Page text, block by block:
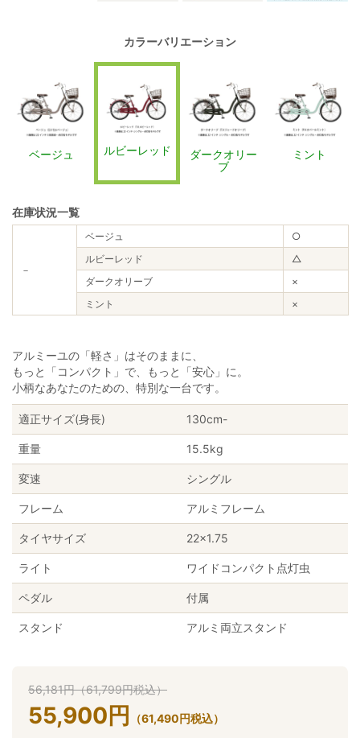
カラーバリエーション
ベージュ ルビーレッド
ダークオリー
ブ
ミント
在庫状況一覧
－
ベージュ
○
ルビーレッド
△
ダークオリーブ
×
ミント
×
アルミーユの「軽さ」はそのままに、
もっと「コンパクト」で、もっと「安心」に。
小柄なあなたのための、特別な一台です。
適正サイズ(身長) 130cm-
重量 15.5kg
変速 シングル
フレーム アルミフレーム
タイヤサイズ 22×1.75
ライト ワイドコンパクト点灯虫
ペダル 付属
スタンド アルミ両立スタンド
56,181円（61,799円税込）
55,900 円 （61,490円税込）